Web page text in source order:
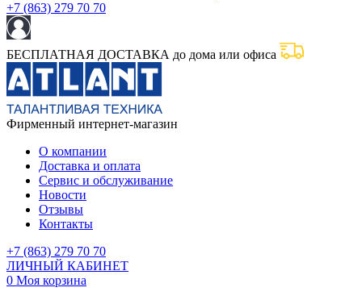
+7 (863) 279 70 70
БЕСПЛАТНАЯ ДОСТАВКА до дома или офиса
Фирменный интернет-магазин
О компании
Доставка и оплата
Сервис и обслуживание
Новости
Отзывы
Контакты
+7 (863) 279 70 70
ЛИЧНЫЙ КАБИНЕТ
0 Моя корзина